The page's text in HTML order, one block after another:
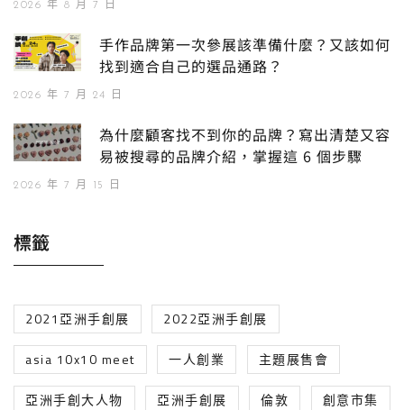
2026 年 8 月 7 日
手作品牌第一次參展該準備什麼？又該如何
找到適合自己的選品通路？
2026 年 7 月 24 日
為什麼顧客找不到你的品牌？寫出清楚又容
易被搜尋的品牌介紹，掌握這 6 個步驟
2026 年 7 月 15 日
標籤
2021亞洲手創展 2022亞洲手創展
asia 10x10 meet 一人創業 主題展售會
亞洲手創大人物 亞洲手創展 倫敦 創意市集